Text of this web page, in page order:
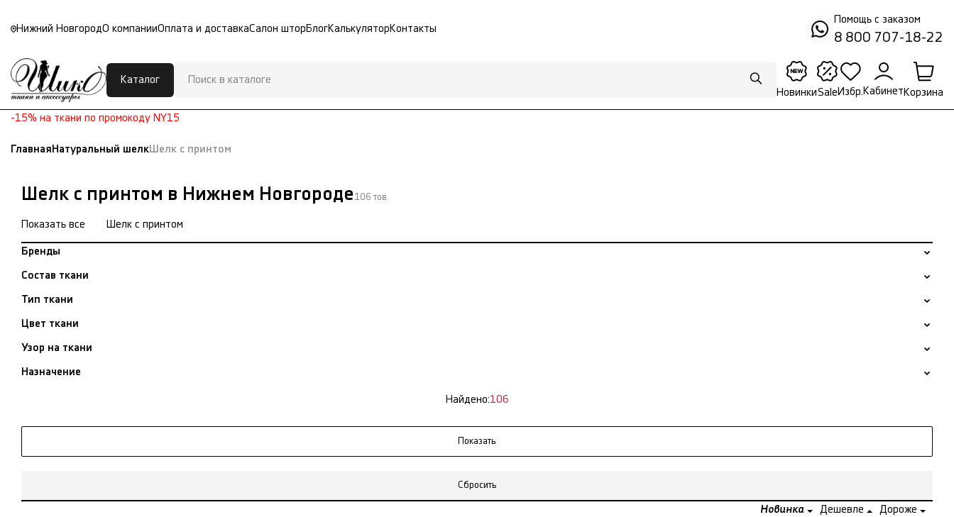
Нижний НовгородО компанииОплата и доставкаСалон штор БлогКалькулятор Контакты
Помощь с заказом
8 800 707-18-22
Каталог
НовинкиSale Избр. Кабинет Корзина
-15% на ткани по промокоду NY15
Главная Натуральный шелк Шелк с принтом
Шелк с принтом в Нижнем Новгороде 106 тов.
Показать все Шелк с принтом
Бренды
Состав ткани
Тип ткани
Цвет ткани
Узор на ткани
Назначение
Найдено:106
Сбросить
Новинка Дешевле Дороже